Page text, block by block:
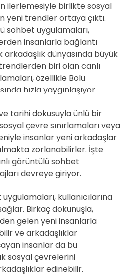
ilerlemesiyle birlikte sosyal
yeni trendler ortaya çıktı.
sohbet uygulamaları,
insanlarla bağlantı
arkadaşlık dünyasında büyük
biri olan canlı
özellikle Bolu
hızla yaygınlaşıyor.
tarihi dokusuyla ünlü bir
çevre sınırlamaları veya
insanlar yeni arkadaşlar
zorlanabilirler. İşte
görüntülü sohbet
devreye giriyor.
kullanıcılarına
Birkaç dokunuşla,
gelen yeni insanlarla
ve arkadaşlıklar
insanlar da bu
sosyal çevrelerini
edinebilir.